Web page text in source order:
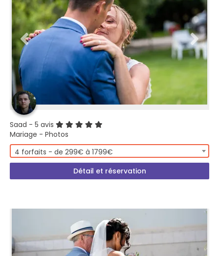
Saad - 5 avis
Mariage - Photos
4 forfaits - de 299€ à 1799€
Détail et réservation